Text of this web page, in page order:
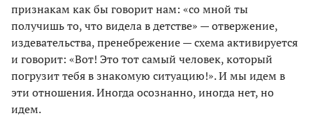
признакам как бы говорит нам: «со мной ты
получишь то, что видела в детстве» — отвержение,
издевательства, пренебрежение — схема активируется
и говорит: «Вот! Это тот самый человек, который
погрузит тебя в знакомую ситуацию!». И мы идем в
эти отношения. Иногда осознанно, иногда нет, но
идем.